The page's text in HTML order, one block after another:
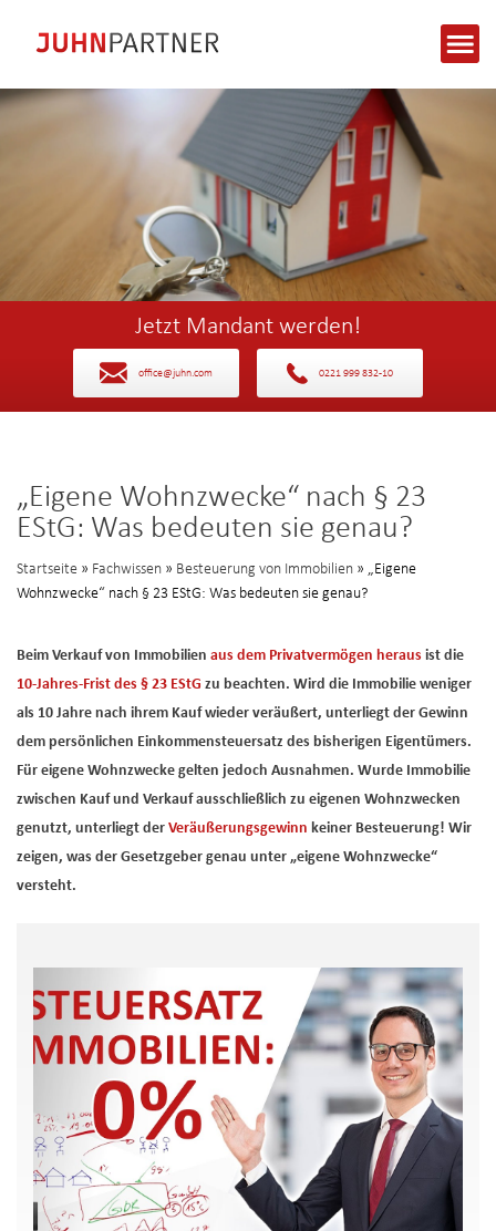
Jetzt Mandant werden!
office@juhn.com 0221 999 832-10
„Eigene Wohnzwecke“ nach § 23
EStG: Was bedeuten sie genau?
Startseite » Fachwissen » Besteuerung von Immobilien » „Eigene
Wohnzwecke“ nach § 23 EStG: Was bedeuten sie genau?
Beim Verkauf von Immobilien aus dem Privatvermögen heraus ist die
10-Jahres-Frist des § 23 EStG zu beachten. Wird die Immobilie weniger
als 10 Jahre nach ihrem Kauf wieder veräußert, unterliegt der Gewinn
dem persönlichen Einkommensteuersatz des bisherigen Eigentümers.
Für eigene Wohnzwecke gelten jedoch Ausnahmen. Wurde Immobilie
zwischen Kauf und Verkauf ausschließlich zu eigenen Wohnzwecken
genutzt, unterliegt der Veräußerungsgewinn keiner Besteuerung! Wir
zeigen, was der Gesetzgeber genau unter „eigene Wohnzwecke“
versteht.